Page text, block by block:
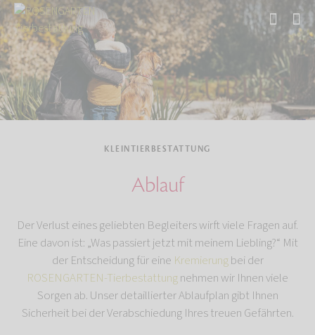
Start Tierbestattung Kleintierbestattung
KLEINTIERBESTATTUNG
Ablauf
Der Verlust eines geliebten Begleiters wirft viele Fragen auf.
Eine davon ist: „Was passiert jetzt mit meinem Liebling?“ Mit
der Entscheidung für eine Kremierungbei der
ROSENGARTEN-Tierbestattungnehmen wir Ihnen viele
Sorgen ab. Unser detaillierter Ablaufplan gibt Ihnen
Sicherheit bei der Verabschiedung Ihres treuen Gefährten.